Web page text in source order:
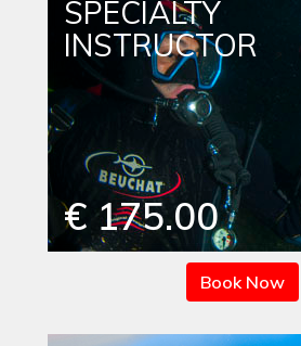
SPECIALTY
INSTRUCTOR
€ 175.00
Book Now